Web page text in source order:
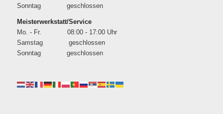
Sonntag geschlossen
Meisterwerkstatt/Service
Mo. - Fr. 08:00 - 17:00 Uhr
Samstag geschlossen
Sonntag geschlossen